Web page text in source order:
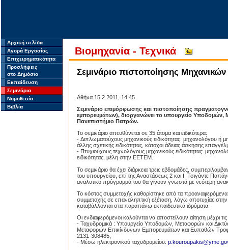
Αρχική σελίδα
Αγορά Εργασίας
Επιχειρηματικότητα
Προσλήψεις
στο Δημόσιο
Εκπαίδευση
Σεμινάρια
Νομοθεσία
Βιβλία
Βιομηχανία - Τεχνικά
Σεμινάριο πιστοποίησης
Αθήνα 15.2.2011, 14:45
Σεµινάριο επιµόρφωσης και πιστοποίησης
εµπορευµάτων), διοργανώνει το υπουργείο
Πανεπιστήµιο Πατρών.
Το σεµινάριο απευθύνεται σε 35 άτομα και ειδικότερα:
- Διπλωµατούχους µηχανικούς ειδικότητας: µηχανολόγου
άλλης σχετικής ειδικότητας, κάτοχοι άδειας άσκησης
- Πτυχιούχους τεχνολόγους µηχανικούς ειδικότητας:
ειδικότητας, µέλη στην ΕΕΤΕΜ.
Το σεµινάριο θα έχει διάρκεια τρεις εβδομάδες,
του υπουργείου, επί της Αναστάσεως 2 και I. Τσιγάντε
αναλυτικό πρόγραµµά του θα γίνουν γνωστά με νεότερη
Το κόστος συµµετοχής καθορίστηκε από τα
συµµετοχής σε επαναληπτική εξέταση, λόγω αποτυχίας
καταβάλλονται στα παραπάνω εκπαιδευτικά ιδρύµατα.
Οι ενδιαφερόµενοι καλούνται να αποστείλουν αίτηση µέχρι
- Ταχυδροµικά : Υπουργείο Υποδοµών, Μεταφορών και
Μεταφορών Επικίνδυνων Εµπορευµάτων και Ευπαθών
2131-308485,
- Μέσω ηλεκτρονικού ταχυδροµείου: